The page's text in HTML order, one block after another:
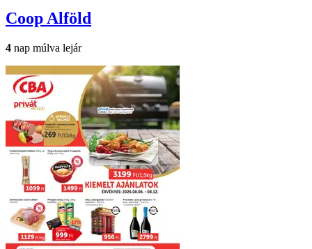
Coop Alföld
4 nap múlva lejár